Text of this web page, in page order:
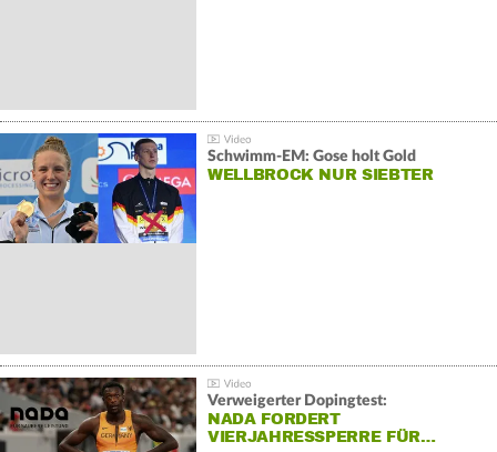
Schwimm-EM: Gose holt Gold
WELLBROCK NUR SIEBTER
Verweigerter Dopingtest:
NADA FORDERT
VIERJAHRESSPERRE FÜR…